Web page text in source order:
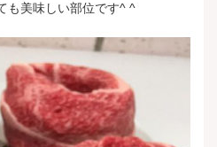
も美味しい部位です^ ^